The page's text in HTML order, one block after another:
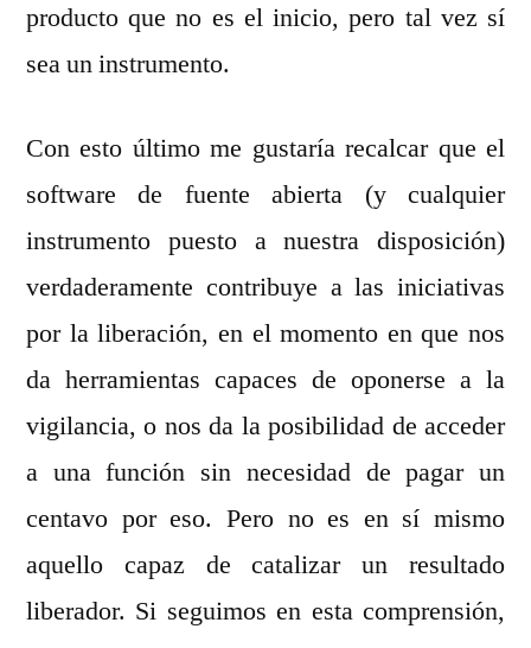
producto que no es el inicio, pero tal vez sí
sea un instrumento.
Con esto último me gustaría recalcar que el
software de fuente abierta (y cualquier
instrumento puesto a nuestra disposición)
verdaderamente contribuye a las iniciativas
por la liberación, en el momento en que nos
da herramientas capaces de oponerse a la
vigilancia, o nos da la posibilidad de acceder
a una función sin necesidad de pagar un
centavo por eso. Pero no es en sí mismo
aquello capaz de catalizar un resultado
liberador. Si seguimos en esta comprensión,